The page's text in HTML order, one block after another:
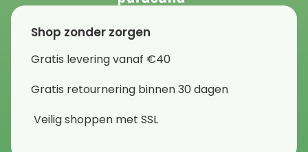
Shop zonder zorgen
Gratis levering vanaf €40
Gratis retournering binnen 30 dagen
Veilig shoppen met SSL